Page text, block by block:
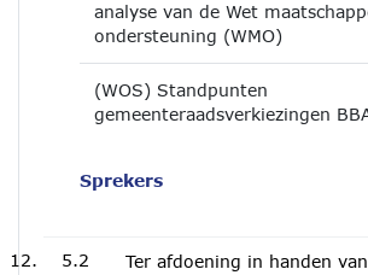
analyse van de Wet
ondersteuning (WMO)
(WOS) Standpunten
gemeenteraadsverkiezingen
Sprekers
5.2 Ter afdoening in handen